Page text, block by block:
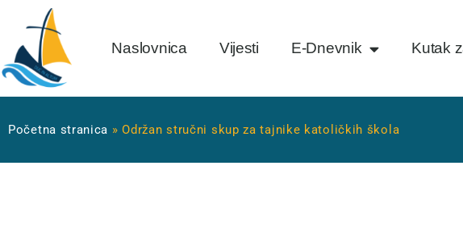
Naslovnica Vijesti E-Dnevnik Kutak
Početna stranica »Održan stručni skup za tajnike katoličkih škola